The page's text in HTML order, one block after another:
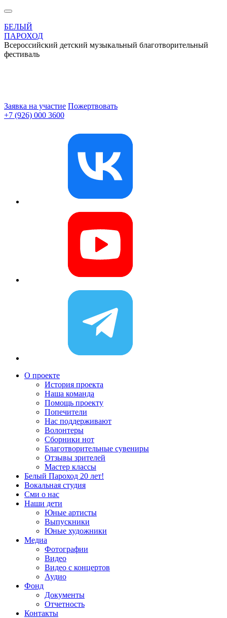
БЕЛЫЙ
ПАРОХОД
Всероссийский детский музыкальный благотворительный
фестиваль
Заявка на участие Пожертвовать
+7 (926) 000 3600
О проекте
История проекта
Наша команда
Помощь проекту
Попечители
Нас поддерживают
Волонтеры
Сборники нот
Благотворительные сувениры
Отзывы зрителей
Мастер классы
Белый Пароход 20 лет!
Вокальная студия
Сми о нас
Наши дети
Юные артисты
Выпускники
Юные художники
Медиа
Фотографии
Видео
Видео с концертов
Аудио
Фонд
Документы
Отчетность
Контакты